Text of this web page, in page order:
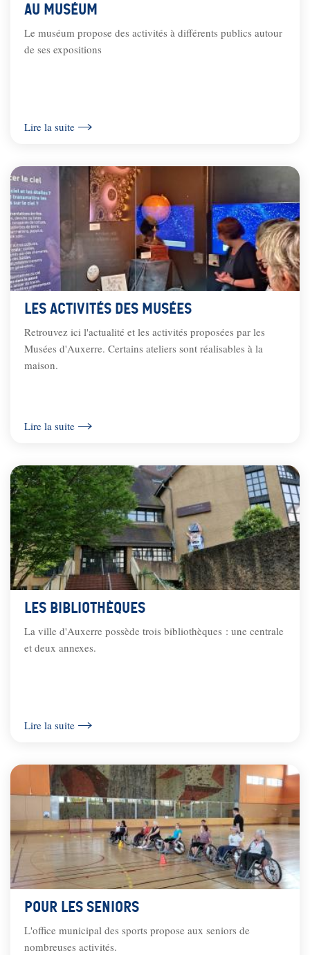
Au Muséum
Le muséum propose des activités à différents publics autour
de ses expositions
Lire la suite
Les activités des musées
Retrouvez ici l'actualité et les activités proposées par les
Musées d'Auxerre. Certains ateliers sont réalisables à la
maison.
Lire la suite
Les bibliothèques
La ville d'Auxerre possède trois bibliothèques : une centrale
et deux annexes.
Lire la suite
Pour les Seniors
L'office municipal des sports propose aux seniors de
nombreuses activités.